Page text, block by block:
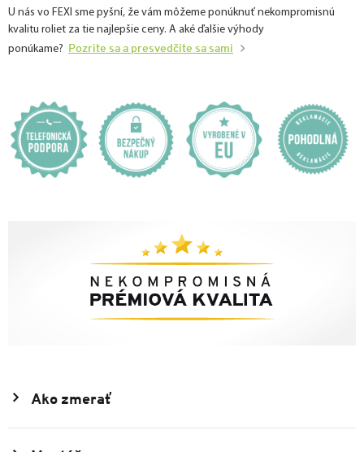
U nás vo FEXI sme pyšní, že vám môžeme ponúknuť nekompromisnú
kvalitu roliet za tie najlepšie ceny. A aké ďalšie výhody
ponúkame? Pozrite sa a presvedčite sa sami
Ako zmerať